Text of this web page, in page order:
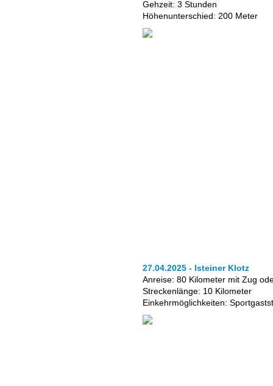
Gehzeit: 3 Stunden
Höhenunterschied: 200 Meter
27.04.2025 - Isteiner Klotz
Anreise: 80 Kilometer mit Zug
Streckenlänge: 10 Kilometer
Einkehrmöglichkeiten: